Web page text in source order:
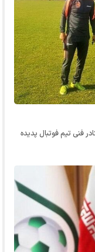
فنی تیم فوتبال پدیده